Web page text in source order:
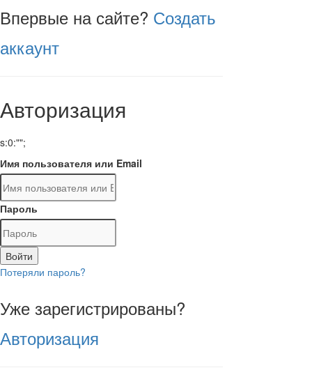
Впервые на сайте? Создать
аккаунт
Авторизация
s:0:"";
Имя пользователя или Email
Пароль
Войти
Потеряли пароль?
Уже зарегистрированы?
Авторизация